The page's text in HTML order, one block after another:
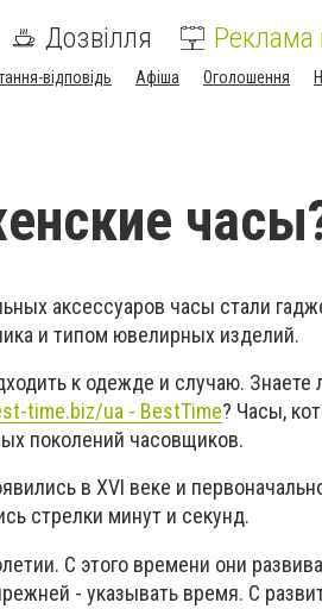
Дозвілля Реклама
відповідь Афіша Оголошення
аксессуаров часы стали
и типом ювелирных изделий.
к одежде и случаю. Знаете
time.biz/ua - BestTime? Часы,
поколений часовщиков.
в XVI веке и
стрелки минут и секунд.
С этого времени они
- указывать время. С